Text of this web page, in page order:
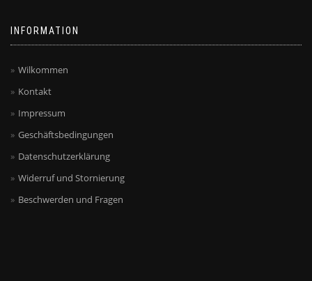
INFORMATION
Wilkommen
Kontakt
Impressum
Geschäftsbedingungen
Datenschutzerklärung
Widerruf und Stornierung
Beschwerden und Fragen